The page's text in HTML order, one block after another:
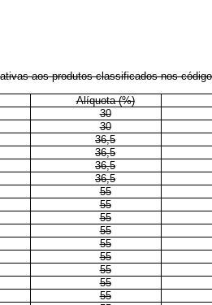
aos produtos classificados nos
Alíquota (%)
30
30
36,5
36,5
36,5
36,5
55
55
55
55
55
55
55
55
55